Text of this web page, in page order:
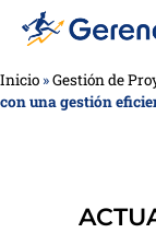
Inicio »Gestión de
con una gestión